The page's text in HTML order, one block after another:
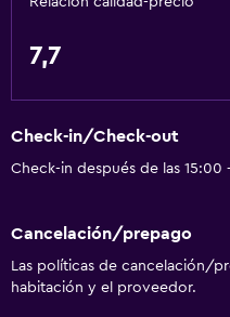
7,7
Check-in/Check-out
Check-in después de las 15:00
Cancelación/prepago
Las políticas de cancelación/
habitación y el proveedor.